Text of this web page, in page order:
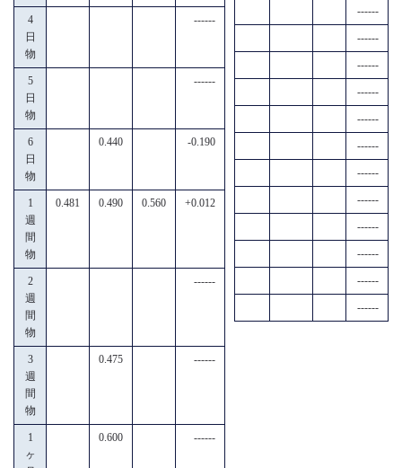
4
日
物
------
5
日
物
------
6
日
物
0.440 -0.190
1
週
間
物
0.481 0.490 0.560 +0.012
2
週
間
物
------
3
週
間
物
0.475 ------
1
ヶ
0.600 ------
------
------
------
------
------
------
------
------
------
------
------
------